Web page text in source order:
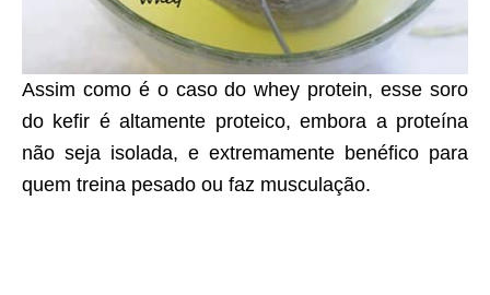
Assim como é o caso do whey protein, esse soro
do kefir é altamente proteico, embora a proteína
não seja isolada, e extremamente benéfico para
quem treina pesado ou faz musculação.